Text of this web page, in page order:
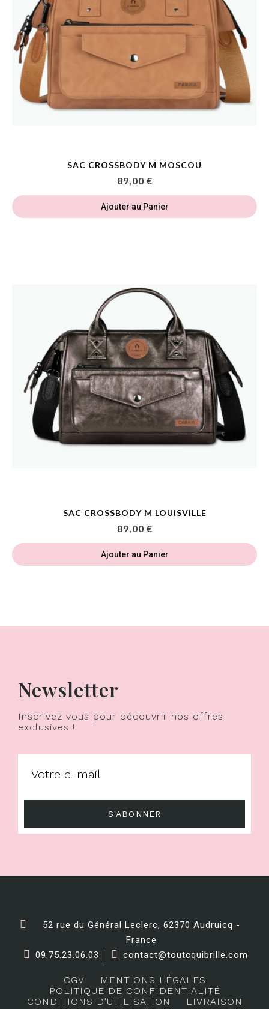
SAC CROSSBODY M MOSCOU
89,00 €
Ajouter au Panier
SAC CROSSBODY M LOUISVILLE
89,00 €
Ajouter au Panier
Newsletter
Inscrivez vous pour découvrir nos offres
exclusives !
S'ABONNER
52 rue du Général Leclerc, 62370 Audruicq -
France
09.75.23.06.03
contact@toutcquibrille.com
CGV
MENTIONS LÉGALES
POLITIQUE DE CONFIDENTIALITÉ
CONDITIONS D'UTILISATION
LIVRAISON